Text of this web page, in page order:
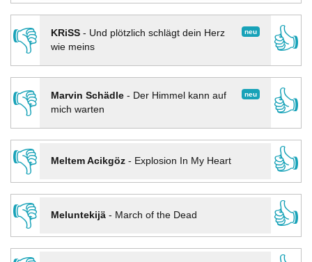
👎
neu
KRiSS- Und plötzlich schlägt dein Herz
wie meins
👍
👎 neu
Marvin Schädle- Der Himmel kann auf
mich warten
👍
👎
Meltem Acikgöz- Explosion In My Heart
👍
👎
Meluntekijä- March of the Dead
👍